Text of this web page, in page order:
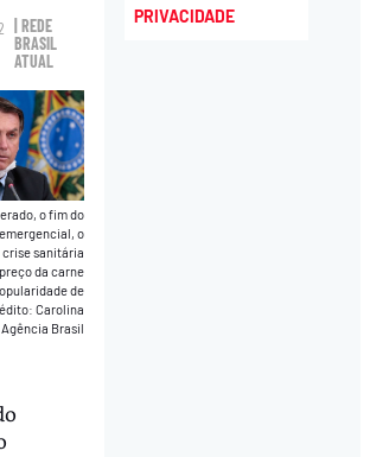
| REDE
BRASIL
ATUAL
o fim do
o
crise sanitária
da carne
de
Carolina
Brasil
PRIVACIDADE